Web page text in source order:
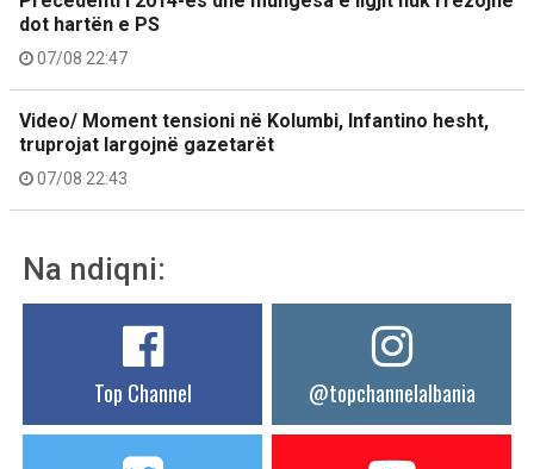
dot hartën e PS
07/08 22:47
Video/ Moment tensioni në Kolumbi, Infantino hesht,
truprojat largojnë gazetarët
07/08 22:43
Na ndiqni:
Top Channel @topchannelalbania